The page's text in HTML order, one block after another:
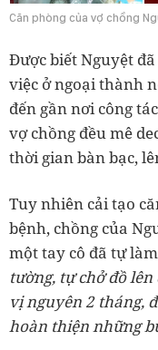
Căn phòng của vợ chồng
Được biết Nguyệt
việc ở ngoại thành
đến gần nơi công
vợ chồng đều mê
thời gian bàn bạc,
Tuy nhiên cải tạo
bệnh, chồng của
một tay cô đã tự
tường, tự chở đồ
vị nguyên 2 tháng,
hoàn thiện những